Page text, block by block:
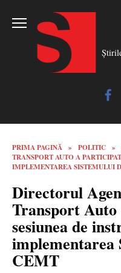
PRIMA PAGINĂ » POLITIC »
TRANSPORT AUTO A
IMPLEMENTAREA SISTEMULUI
Directorul
Transport
sesiunea de
CEMT